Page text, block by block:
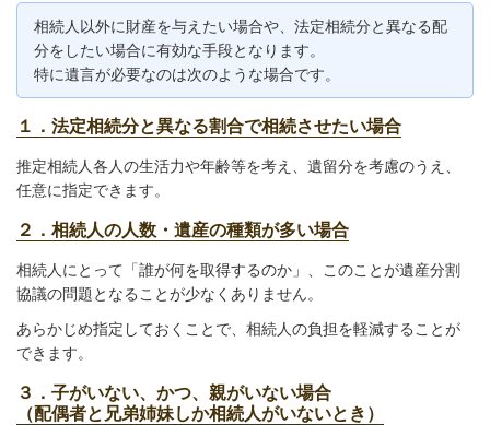
相続人以外に財産を与えたい場合や、法定相続分と異なる配
分をしたい場合に有効な手段となります。
特に遺言が必要なのは次のような場合です。
１．法定相続分と異なる割合で相続させたい場合
推定相続人各人の生活力や年齢等を考え、遺留分を考慮のうえ、
任意に指定できます。
２．相続人の人数・遺産の種類が多い場合
相続人にとって「誰が何を取得するのか」、このことが遺産分割
協議の問題となることが少なくありません。
あらかじめ指定しておくことで、相続人の負担を軽減することが
できます。
３．子がいない、かつ、親がいない場合
（配偶者と兄弟姉妹しか相続人がいないとき）